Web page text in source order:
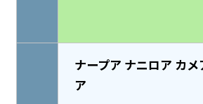
ナープア ナニロア カ
ア